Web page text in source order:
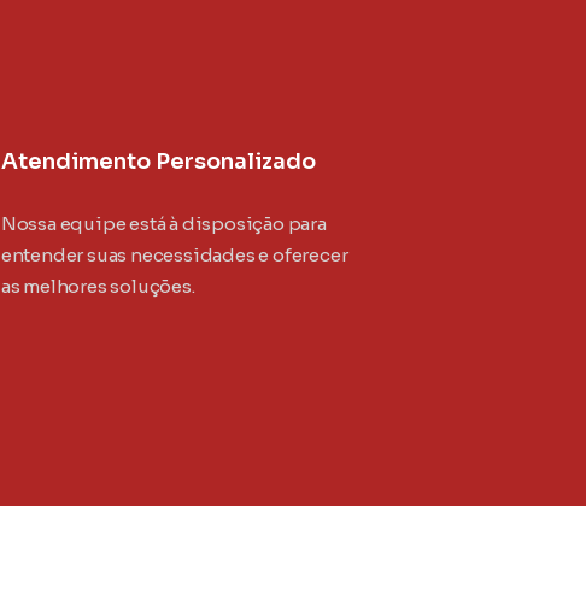
Atendimento Personalizado
Nossa equipe está à disposição para
entender suas necessidades e oferecer
as melhores soluções.